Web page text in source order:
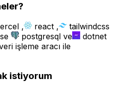
, react ,
tailwindcss
postgresql ve
dotnet
işleme aracı ile
istiyorum